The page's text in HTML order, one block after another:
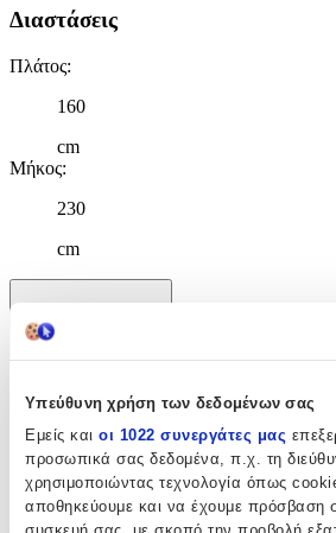
Υπεύθυνη χρήση των δεδομένων σας
Εμείς και οι 1022 συνεργάτες μας
προσωπικά σας δεδομένα, π.χ. τη
χρησιμοποιώντας τεχνολογία όπως
αποθηκεύουμε και να έχουμε πρόσβαση
Διαστάσεις
Πλάτος:
160
cm
Μήκος:
230
cm
Χαρακτηριστικά
Κατασκευαστής:
Ezzo